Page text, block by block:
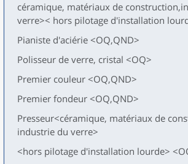
céramique, matériaux de
verre>< hors pilotage d'installation
Pianiste d'aciérie <OQ,QND>
Polisseur de verre, cristal <OQ>
Premier couleur <OQ,QND>
Premier fondeur <OQ,QND>
Presseur<céramique, matériaux de
industrie du verre>
<hors pilotage d'installation lourde>